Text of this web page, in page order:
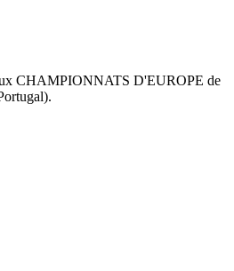
CHAMPIONNATS D'EUROPE de